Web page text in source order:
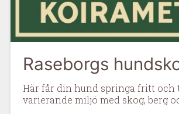
Raseborgs
Här får din hund springa fritt och
varierande miljö med skog, berg